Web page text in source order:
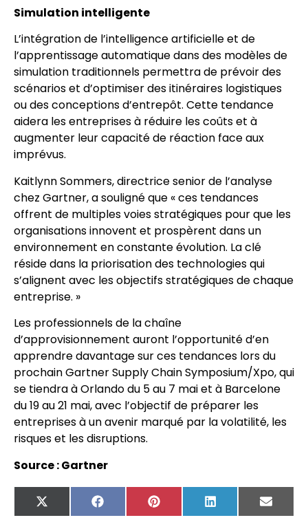
Simulation intelligente
L’intégration de l’intelligence artificielle et de
l’apprentissage automatique dans des modèles de
simulation traditionnels permettra de prévoir des
scénarios et d’optimiser des itinéraires logistiques
ou des conceptions d’entrepôt. Cette tendance
aidera les entreprises à réduire les coûts et à
augmenter leur capacité de réaction face aux
imprévus.
Kaitlynn Sommers, directrice senior de l’analyse
chez Gartner, a souligné que « ces tendances
offrent de multiples voies stratégiques pour que les
organisations innovent et prospèrent dans un
environnement en constante évolution. La clé
réside dans la priorisation des technologies qui
s’alignent avec les objectifs stratégiques de chaque
entreprise. »
Les professionnels de la chaîne
d’approvisionnement auront l’opportunité d’en
apprendre davantage sur ces tendances lors du
prochain Gartner Supply Chain Symposium/Xpo, qui
se tiendra à Orlando du 5 au 7 mai et à Barcelone
du 19 au 21 mai, avec l’objectif de préparer les
entreprises à un avenir marqué par la volatilité, les
risques et les disruptions.
Source : Gartner
X
(Twitter)
FacebookPinterest LinkedIn Email